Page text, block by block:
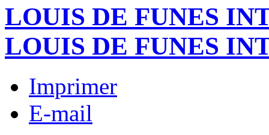
LOUIS DE FUNES
LOUIS DE FUNES
Imprimer
E-mail